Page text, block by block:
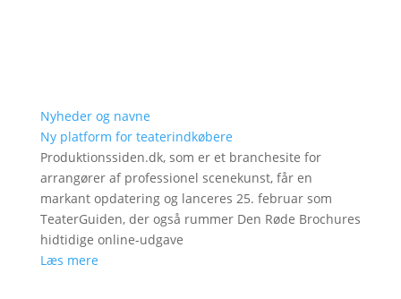
Nyheder og navne
Ny platform for teaterindkøbere
Produktionssiden.dk, som er et branchesite for
arrangører af professionel scenekunst, får en
markant opdatering og lanceres 25. februar som
TeaterGuiden, der også rummer Den Røde Brochures
hidtidige online-udgave
Læs mere